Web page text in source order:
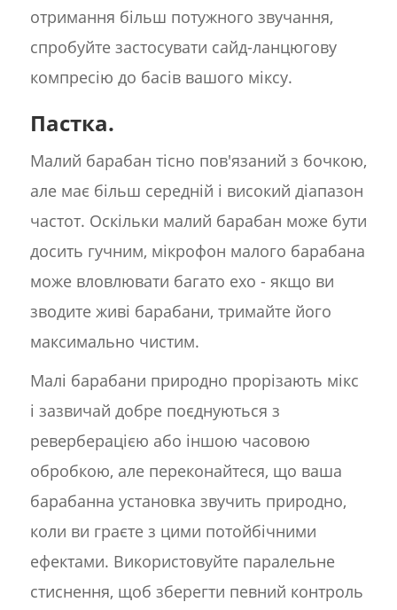
отримання більш потужного звучання,
спробуйте застосувати сайд-ланцюгову
компресію до басів вашого міксу.
Пастка.
Малий барабан тісно пов'язаний з бочкою,
але має більш середній і високий діапазон
частот. Оскільки малий барабан може бути
досить гучним, мікрофон малого барабана
може вловлювати багато ехо - якщо ви
зводите живі барабани, тримайте його
максимально чистим.
Малі барабани природно прорізають мікс
і зазвичай добре поєднуються з
реверберацією або іншою часовою
обробкою, але переконайтеся, що ваша
барабанна установка звучить природно,
коли ви граєте з цими потойбічними
ефектами. Використовуйте паралельне
стиснення, щоб зберегти певний контроль